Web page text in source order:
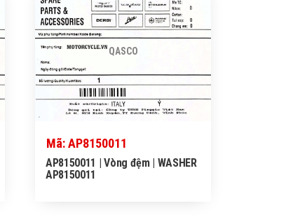
QASCO
Mã: AP8150011
AP8150011 | Vòng đệm | WASHER
AP8150011